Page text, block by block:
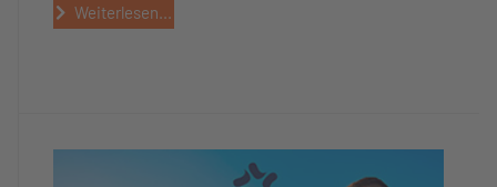
Weiterlesen...